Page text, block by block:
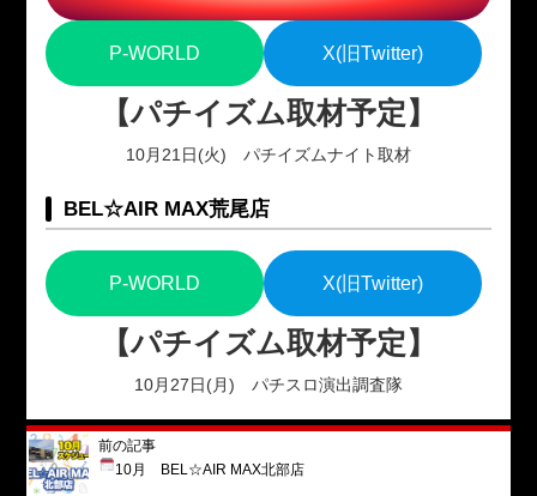
P-WORLD X(旧Twitter)
【パチイズム取材予定】
10月21日(火) パチイズムナイト取材
BEL☆AIR MAX荒尾店
P-WORLD X(旧Twitter)
【パチイズム取材予定】
10月27日(月) パチスロ演出調査隊
前の記事
10月 BEL☆AIR MAX北部店